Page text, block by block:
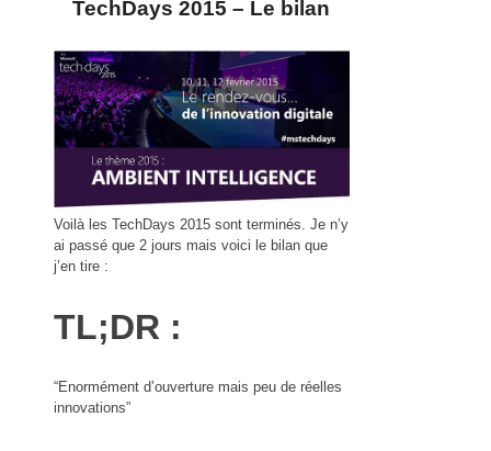
TechDays 2015 – Le bilan
Voilà les TechDays 2015 sont terminés. Je n’y
ai passé que 2 jours mais voici le bilan que
j’en tire :
TL;DR :
“Enormément d’ouverture mais peu de réelles
innovations”